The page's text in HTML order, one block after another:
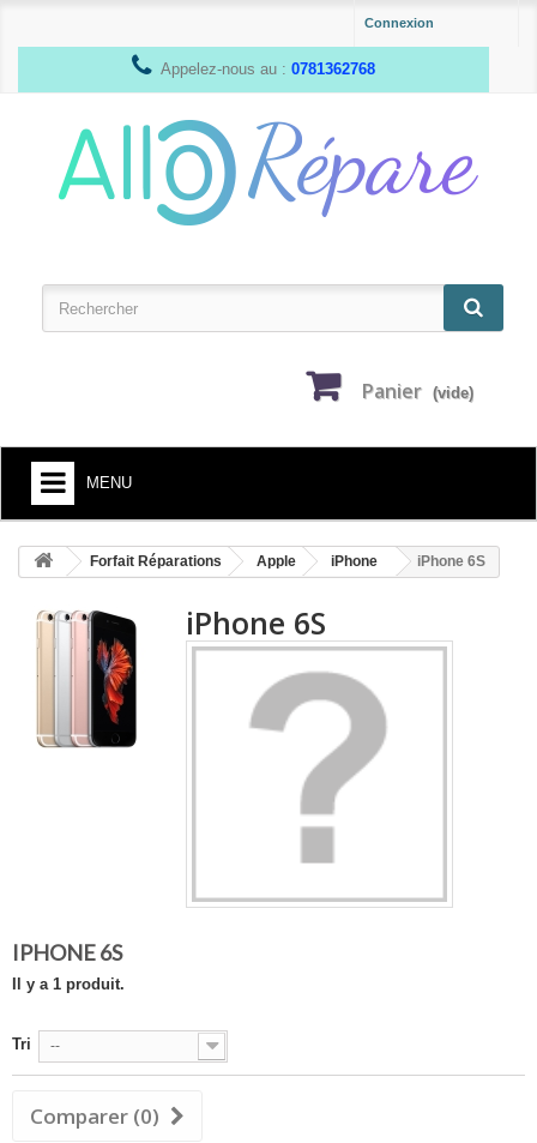
Connexion
Appelez-nous au : 0781362768
Panier (vide)
MENU
HOME
SMARTPHONE ET TABLETTE
DÉPANNAGE INFORMATIQUE À DOMICILE
ASSISTANCE DÉPANNAGE INFORMATIQUE À DISTANCE
Forfait Réparations Apple iPhone iPhone 6S
iPhone 6S
IPHONE 6S
Il y a 1 produit.
Tri --
Comparer (0)